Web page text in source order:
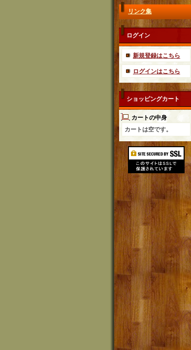
リンク集
ログイン
新規登録はこちら
ログインはこちら
ショッピングカート
カートの中身
カートは空です。